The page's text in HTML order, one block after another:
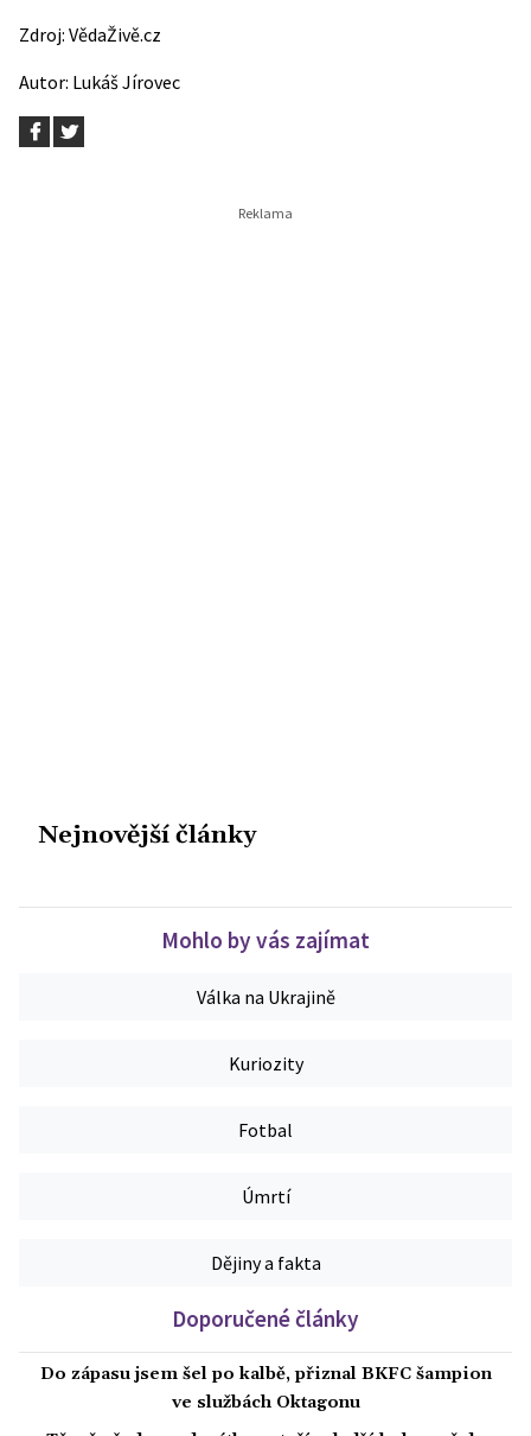
Zdroj: VědaŽivě.cz
Autor: Lukáš Jírovec
Nejnovější články
Mohlo by vás zajímat
Válka na Ukrajině
Kuriozity
Fotbal
Úmrtí
Dějiny a fakta
Doporučené články
Do zápasu jsem šel po kalbě, přiznal BKFC šampion
ve službách Oktagonu